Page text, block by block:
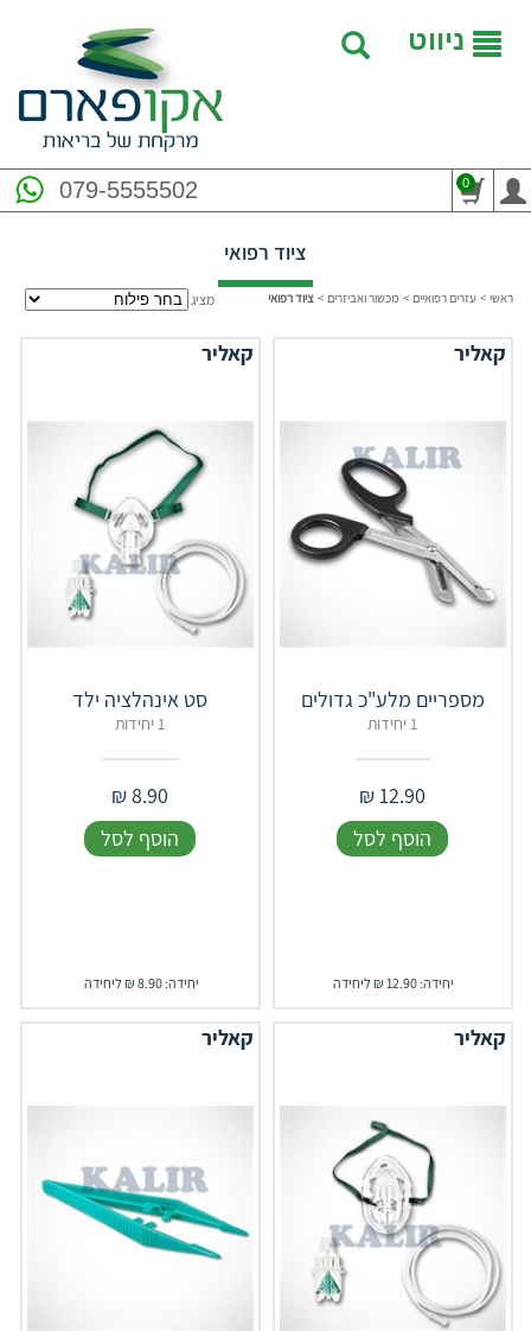
ניווט
079-5555502 0
ציוד רפואי
ראשי > עזרים רפואיים > מכשור ואביזרים > ציוד רפואי מציג
קאליר
מספריים מלע"כ גדולים
1 יחידות
12.90
₪
הוסף לסל
יחידה: 12.90 ₪ ליחידה
קאליר
סט אינהלציה ילד
1 יחידות
8.90
₪
הוסף לסל
יחידה: 8.90 ₪ ליחידה
קאליר קאליר